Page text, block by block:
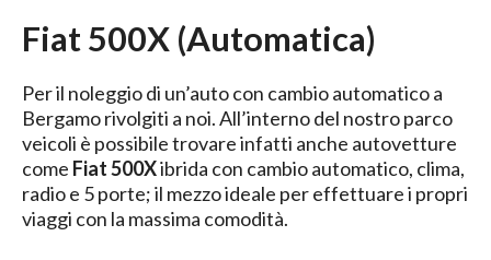
Fiat 500X (Automatica)
Per il noleggio di un’auto con cambio automatico a
Bergamo rivolgiti a noi. All’interno del nostro parco
veicoli è possibile trovare infatti anche autovetture
come Fiat 500Xibrida con cambio automatico, clima,
radio e 5 porte; il mezzo ideale per effettuare i propri
viaggi con la massima comodità.